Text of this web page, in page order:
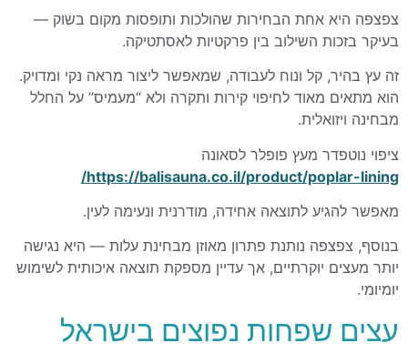
צפצפה היא אחת הבחירות שהולכות ותופסות מקום בשוק —
בעיקר בזכות השילוב בין פרקטיות לאסתטיקה.
זה עץ בהיר, קל ונוח לעבודה, שמאפשר ליצור מראה נקי ומדויק.
הוא מתאים מאוד לחיפוי קירות ותקרה ולא “מעמיס” על החלל
מבחינה ויזואלית.
ציפוי נוטפדר מעץ פופלר לסאונה
https://balisauna.co.il/product/poplar-lining/
מאפשר להגיע לתוצאה אחידה, מודרנית ונעימה לעין.
בנוסף, צפצפה נותנת פתרון מאוזן מבחינת עלות — היא נגישה
יותר מעצים יוקרתיים, אך עדיין מספקת תוצאה איכותית לשימוש
יומיומי.
עצים שפחות נפוצים בישראל